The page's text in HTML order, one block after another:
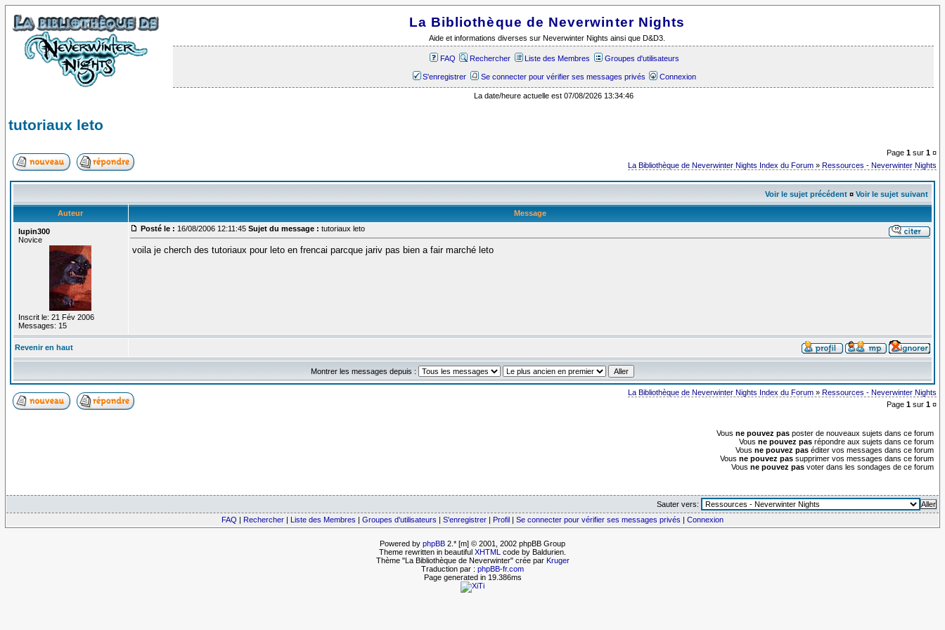
La Bibliothèque de Neverwinter Nights
Aide et informations diverses sur Neverwinter Nights ainsi que D&D3.
FAQ Rechercher Liste des Membres Groupes d'utilisateurs
S'enregistrer Se connecter pour vérifier ses messages privés Connexion
La date/heure actuelle est 07/08/2026 13:34:46
tutoriaux leto
Page1 sur1 ¤
La Bibliothèque de Neverwinter Nights Index du Forum »Ressources - Neverwinter Nights
Voir le sujet précédent¤ Voir le sujet suivant
Auteur Message
lupin300
Novice
Inscrit le: 21 Fév 2006
Messages: 15
Posté le : 16/08/2006 12:11:45 Sujet du message : tutoriaux leto
voila je cherch des tutoriaux pour leto en frencai parcque jariv pas bien a fair marché leto
Revenir en haut
Montrer les messages depuis :
La Bibliothèque de Neverwinter Nights Index du Forum »Ressources - Neverwinter Nights
Page1 sur1 ¤
Vousne pouvez pas poster de nouveaux sujets dans ce forum
Vousne pouvez pas répondre aux sujets dans ce forum
Vousne pouvez pas éditer vos messages dans ce forum
Vousne pouvez pas supprimer vos messages dans ce forum
Vousne pouvez pas voter dans les sondages de ce forum
Sauter vers:
FAQ
Rechercher Liste des Membres Groupes d'utilisateurs S'enregistrer Profil Se connecter pour vérifier ses messages privés Connexion
Powered by phpBB 2.* [m] © 2001, 2002 phpBB Group
Theme rewritten in beautiful XHTML code by Baldurien.
Thème "La Bibliothèque de Neverwinter" crée par Kruger
Traduction par : phpBB-fr.com
Page generated in 19.386ms